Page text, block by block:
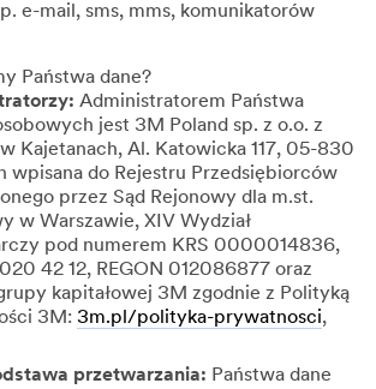
e-mail, sms, mms, komunikatorów
Państwa dane?
Administratorem Państwa
jest 3M Poland sp. z o.o. z
Kajetanach, Al. Katowicka 117, 05-830
wpisana do Rejestru Przedsiębiorców
przez Sąd Rejonowy dla m.st.
w Warszawie, XIV Wydział
pod numerem KRS 0000014836,
42 12, REGON 012086877 oraz
kapitałowej 3M zgodnie z Polityką
3M: 3m.pl/polityka-prywatnosci,
przetwarzania: Państwa dane